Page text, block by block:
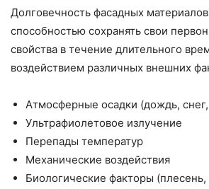
Долговечность фасадных
способностью сохранять свои
свойства в течение длительного
воздействием различных внешних
Атмосферные осадки (дождь, снег,
Ультрафиолетовое излучение
Перепады температур
Механические воздействия
Биологические факторы (плесень,